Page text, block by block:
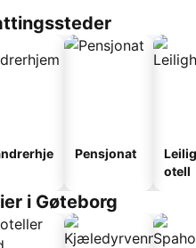
Pensjonat
otell
i Gøteborg